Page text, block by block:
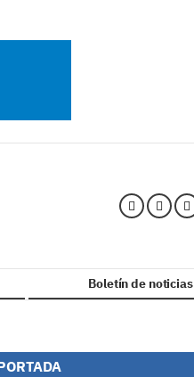
Boletín de noticias